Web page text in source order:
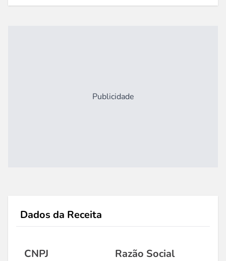
Publicidade
Dados da Receita
CNPJ Razão Social